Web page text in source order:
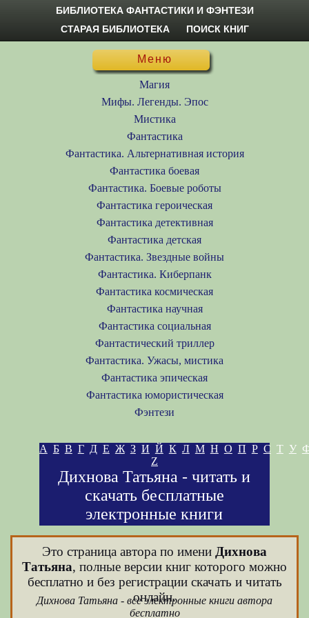
БИБЛИОТЕКА ФАНТАСТИКИ И ФЭНТЕЗИ
СТАРАЯ БИБЛИОТЕКА
ПОИСК КНИГ
Меню
Магия
Мифы. Легенды. Эпос
Мистика
Фантастика
Фантастика. Альтернативная история
Фантастика боевая
Фантастика. Боевые роботы
Фантастика героическая
Фантастика детективная
Фантастика детская
Фантастика. Звездные войны
Фантастика. Киберпанк
Фантастика космическая
Фантастика научная
Фантастика социальная
Фантастический триллер
Фантастика. Ужасы, мистика
Фантастика эпическая
Фантастика юмористическая
Фэнтези
А Б В Г Д Е Ж З И Й К Л М Н О П Р С Т У
Z
Дихнова Татьяна - читать и
скачать бесплатные
электронные книги
Это страница автора по имени Дихнова
Татьяна, полные версии книг которого можно
бесплатно и без регистрации скачать и читать
онлайн.
Дихнова Татьяна - все электронные книги автора
бесплатно